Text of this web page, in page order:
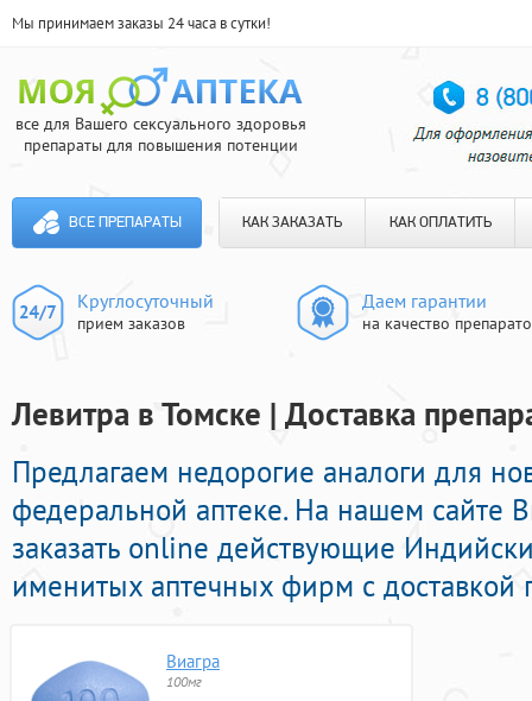
Мы принимаем заказы 24 часа в сутки!
все для Вашего сексуального здоровья
препараты для повышения потенции
ВСЕ ПРЕПАРАТЫ КАК ЗАКАЗАТЬ КАК ОПЛАТИТЬ
Круглосуточный
прием заказов
Даем гарантии
на качество
Левитра в Томске | Доставка
Предлагаем недорогие аналоги для
федеральной аптеке. На нашем сайте
заказать online действующие
именитых аптечных фирм с доставкой
Виагра
100мг